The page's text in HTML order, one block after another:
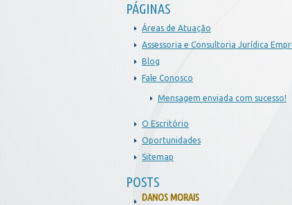
PÁGINAS
Áreas de Atuação
Assessoria e Consultoria Jurídica
Blog
Fale Conosco
Mensagem enviada com sucesso!
O Escritório
Oportunidades
Sitemap
POSTS
DANOS MORAIS